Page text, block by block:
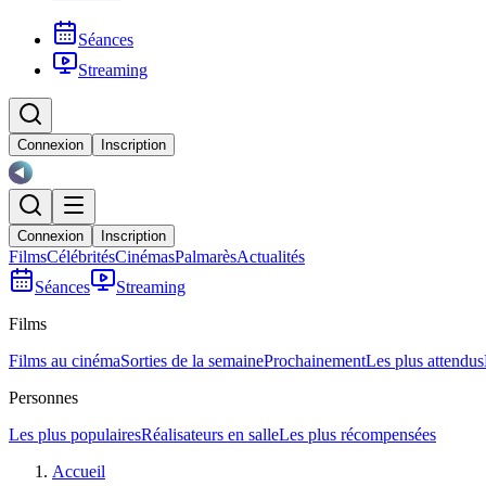
Séances
Streaming
Connexion Inscription
Connexion Inscription
FilmsCélébritésCinémasPalmarèsActualités
Séances
Streaming
Films
Films au cinémaSorties de la semaineProchainementLes plus attendus
Personnes
Les plus populairesRéalisateurs en salleLes plus récompensées
Accueil